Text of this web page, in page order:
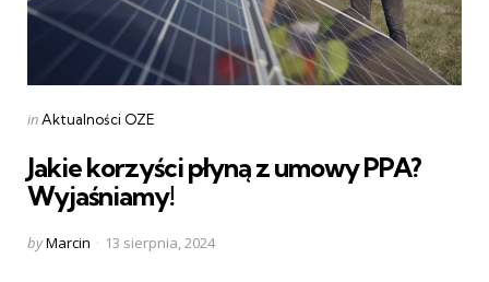
Categories
Posted
inAktualności OZE
Jakie korzyści płyną z umowy PPA?
Wyjaśniamy!
Posted
byMarcin 13 sierpnia, 2024